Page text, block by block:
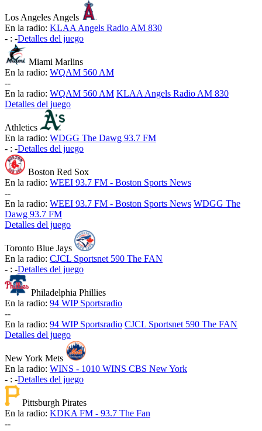
Los Angeles Angels
En la radio: KLAA Angels Radio AM 830
- : -Detalles del juego
Miami Marlins
En la radio: WQAM 560 AM
--
En la radio: WQAM 560 AM KLAA Angels Radio AM 830
Detalles del juego
Athletics
En la radio: WDGG The Dawg 93.7 FM
- : -Detalles del juego
Boston Red Sox
En la radio: WEEI 93.7 FM - Boston Sports News
--
En la radio: WEEI 93.7 FM - Boston Sports News WDGG The
Dawg 93.7 FM
Detalles del juego
Toronto Blue Jays
En la radio: CJCL Sportsnet 590 The FAN
- : -Detalles del juego
Philadelphia Phillies
En la radio: 94 WIP Sportsradio
--
En la radio: 94 WIP Sportsradio CJCL Sportsnet 590 The FAN
Detalles del juego
New York Mets
En la radio: WINS - 1010 WINS CBS New York
- : -Detalles del juego
Pittsburgh Pirates
En la radio: KDKA FM - 93.7 The Fan
--